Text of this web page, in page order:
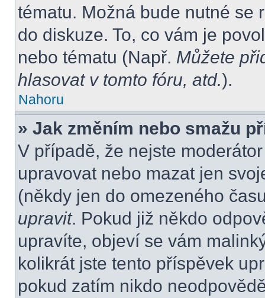
tématu. Možná bude nutné se
do diskuze. To, co vám je
nebo tématu (Např. Můžete
hlasovat v tomto fóru, atd.).
Nahoru
» Jak změním nebo smažu
V případě, že nejste
upravovat nebo mazat jen
(někdy jen do omezeného
upravit. Pokud již někdo
upravíte, objeví se vám
kolikrát jste tento příspěvek
pokud zatím nikdo